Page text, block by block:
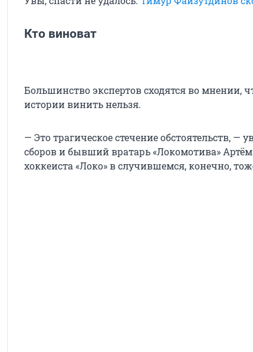
Кто виноват
Большинство экспертов сходятся во мнении,
истории винить нельзя.
— Это трагическое стечение обстоятельств, —
сборов и бывший вратарь «Локомотива»
хоккеиста «Локо» в случившемся, конечно,